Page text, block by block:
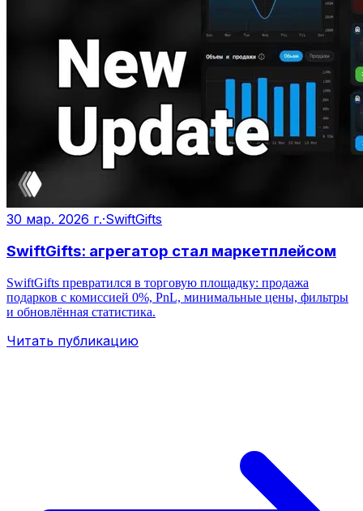
30 мар. 2026 г.·SwiftGifts
SwiftGifts: агрегатор стал маркетплейсом
SwiftGifts превратился в торговую площадку: продажа
подарков с комиссией 0%, PnL, минимальные цены, фильтры
и обновлённая статистика.
Читать публикацию